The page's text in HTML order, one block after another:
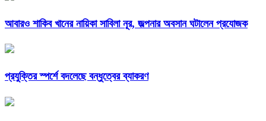
আবারও শাকিব খানের নায়িকা সাবিলা নূর, জল্পনার অবসান ঘটালেন প্রযোজক
প্রযুক্তির স্পর্শে বদলেছে বন্ধুত্বের ব্যাকরণ